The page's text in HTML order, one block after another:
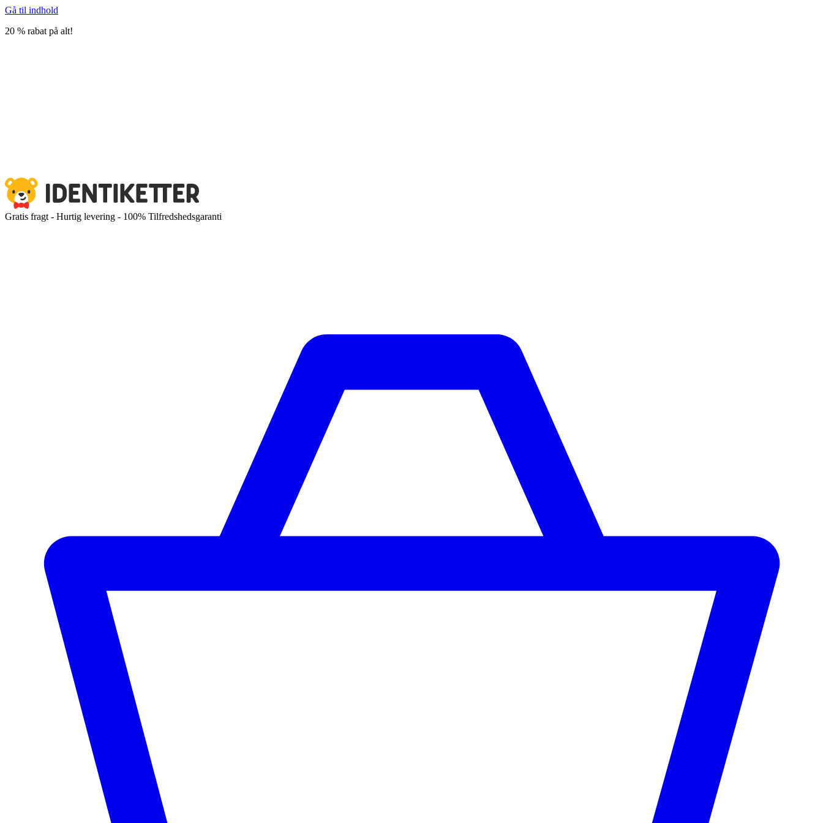
Gå til indhold
20 % rabat på alt!
Gratis fragt - Hurtig levering - 100% Tilfredshedsgaranti